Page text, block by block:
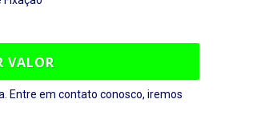
VALOR
Entre em contato conosco, iremos